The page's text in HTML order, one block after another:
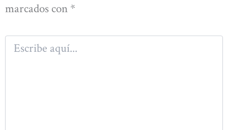
marcados con *
Escribe
aquí...